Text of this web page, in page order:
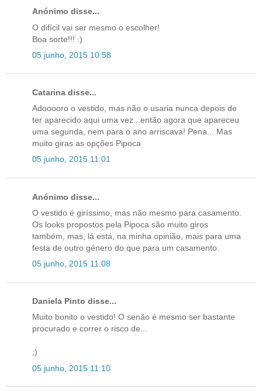
Anónimo disse...
O difícil vai ser mesmo o escolher!
Boa sorte!!! :)
05 junho, 2015 10:58
Catarina disse...
Adooooro o vestido, mas não o usaria nunca depois de
ter aparecido aqui uma vez...então agora que apareceu
uma segunda, nem para o ano arriscava! Pena... Mas
muito giras as opções Pipoca
05 junho, 2015 11:01
Anónimo disse...
O vestido é giríssimo, mas não mesmo para casamento.
Os looks propostos pela Pipoca são muito giros
também, mas, lá está, na minha opinião, mais para uma
festa de outro género do que para um casamento.
05 junho, 2015 11:08
Daniela Pinto disse...
Muito bonito o vestido! O senão é mesmo ser bastante
procurado e correr o risco de...
;)
05 junho, 2015 11:10